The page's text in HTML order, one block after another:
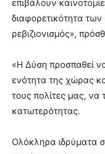
επιβάλουν
διαφορετικότητα
ρεβιζιονισμός»,
«Η Δύση προσπαθεί
ενότητα της χώρας
τους πολίτες μας, να
κατωτερότητας.
Ολόκληρα ιδρύματα